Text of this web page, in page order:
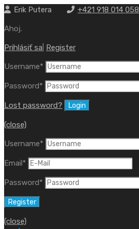
Erik Putera +421 918 014 058
Ahoj.
Prihlásiť sa Register
Username*
Password*
Lost password?
(close)
Username*
Email*
Password*
(close)